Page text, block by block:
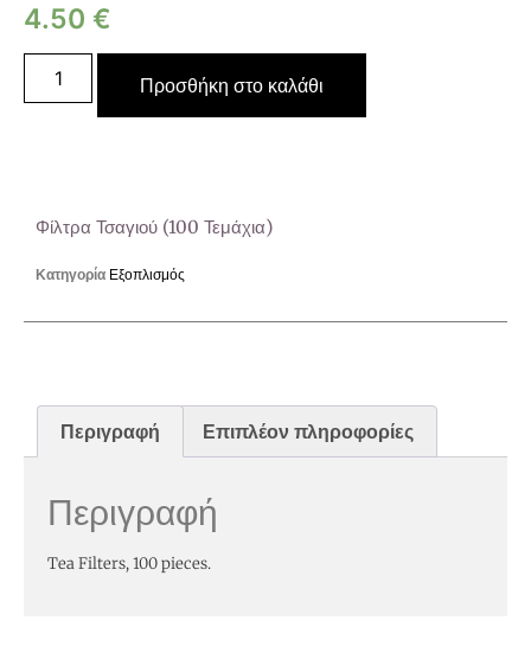
4.50 €
Προσθήκη στο καλάθι
Φίλτρα Τσαγιού (100 Τεμάχια)
Κατηγορία Εξοπλισμός
Περιγραφή Επιπλέον πληροφορίες
Περιγραφή
Tea Filters, 100 pieces.